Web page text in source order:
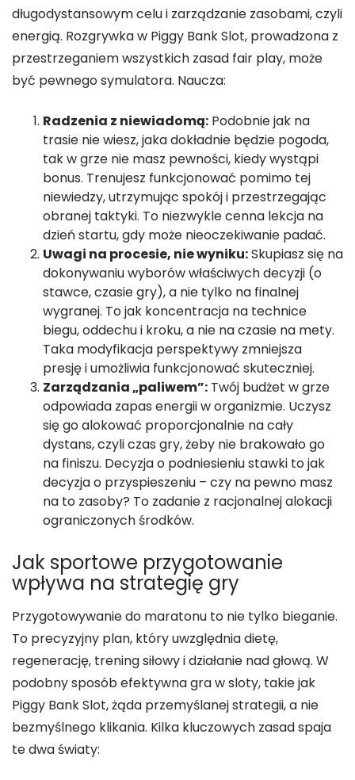
długodystansowym celu i zarządzanie zasobami, czyli
energią. Rozgrywka w Piggy Bank Slot, prowadzona z
przestrzeganiem wszystkich zasad fair play, może
być pewnego symulatora. Naucza:
Radzenia z niewiadomą: Podobnie jak na
trasie nie wiesz, jaka dokładnie będzie pogoda,
tak w grze nie masz pewności, kiedy wystąpi
bonus. Trenujesz funkcjonować pomimo tej
niewiedzy, utrzymując spokój i przestrzegając
obranej taktyki. To niezwykle cenna lekcja na
dzień startu, gdy może nieoczekiwanie padać.
Uwagi na procesie, nie wyniku:Skupiasz się na
dokonywaniu wyborów właściwych decyzji (o
stawce, czasie gry), a nie tylko na finalnej
wygranej. To jak koncentracja na technice
biegu, oddechu i kroku, a nie na czasie na mety.
Taka modyfikacja perspektywy zmniejsza
presję i umożliwia funkcjonować skuteczniej.
Zarządzania „paliwem”: Twój budżet w grze
odpowiada zapas energii w organizmie. Uczysz
się go alokować proporcjonalnie na cały
dystans, czyli czas gry, żeby nie brakowało go
na finiszu. Decyzja o podniesieniu stawki to jak
decyzja o przyspieszeniu – czy na pewno masz
na to zasoby? To zadanie z racjonalnej alokacji
ograniczonych środków.
Jak sportowe przygotowanie
wpływa na strategię gry
Przygotowywanie do maratonu to nie tylko bieganie.
To precyzyjny plan, który uwzględnia dietę,
regenerację, trening siłowy i działanie nad głową. W
podobny sposób efektywna gra w sloty, takie jak
Piggy Bank Slot, żąda przemyślanej strategii, a nie
bezmyślnego klikania. Kilka kluczowych zasad spaja
te dwa światy: